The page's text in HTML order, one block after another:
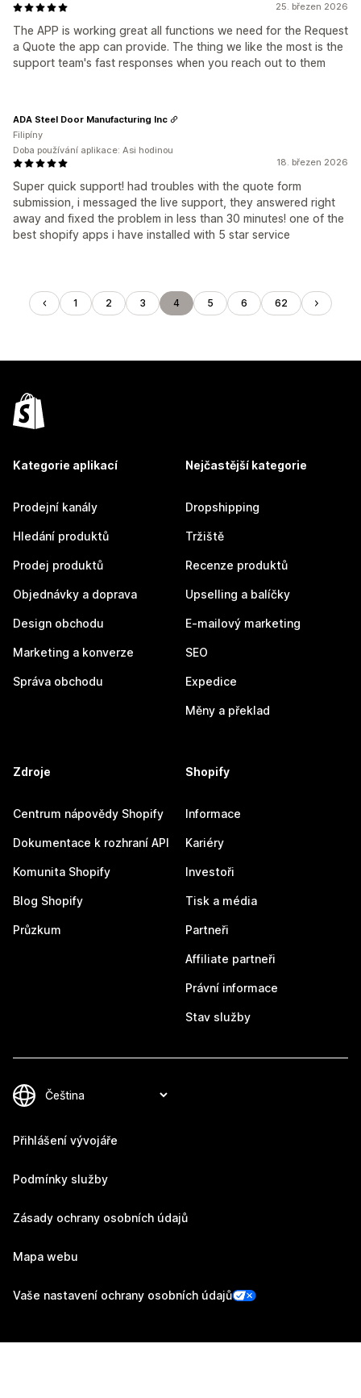
25. březen 2026
The APP is working great all functions we need for the Request
a Quote the app can provide. The thing we like the most is the
support team's fast responses when you reach out to them
18. březen 2026
Super quick support! had troubles with the quote form
submission, i messaged the live support, they answered right
away and fixed the problem in less than 30 minutes! one of the
best shopify apps i have installed with 5 star service
ADA Steel Door Manufacturing Inc
Filipíny
Doba používání aplikace: Asi hodinou
1 2 3 4 5 6 62
Kategorie aplikací
Prodejní kanály
Hledání produktů
Prodej produktů
Objednávky a doprava
Design obchodu
Marketing a konverze
Správa obchodu
Nejčastější kategorie
Dropshipping
Tržiště
Recenze produktů
Upselling a balíčky
E-mailový marketing
SEO
Expedice
Měny a překlad
Zdroje
Centrum nápovědy Shopify
Dokumentace k rozhraní API
Komunita Shopify
Blog Shopify
Průzkum
Shopify
Informace
Kariéry
Investoři
Tisk a média
Partneři
Affiliate partneři
Právní informace
Stav služby
Přihlášení vývojáře
Podmínky služby
Zásady ochrany osobních údajů
Mapa webu
Vaše nastavení ochrany osobních údajů